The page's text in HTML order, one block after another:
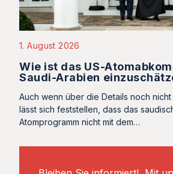
1. August 2026
Wie ist das US-
Saudi-Arabien
Auch wenn über die Details noch nicht
lässt sich feststellen, dass das
Atomprogramm nicht mit dem…